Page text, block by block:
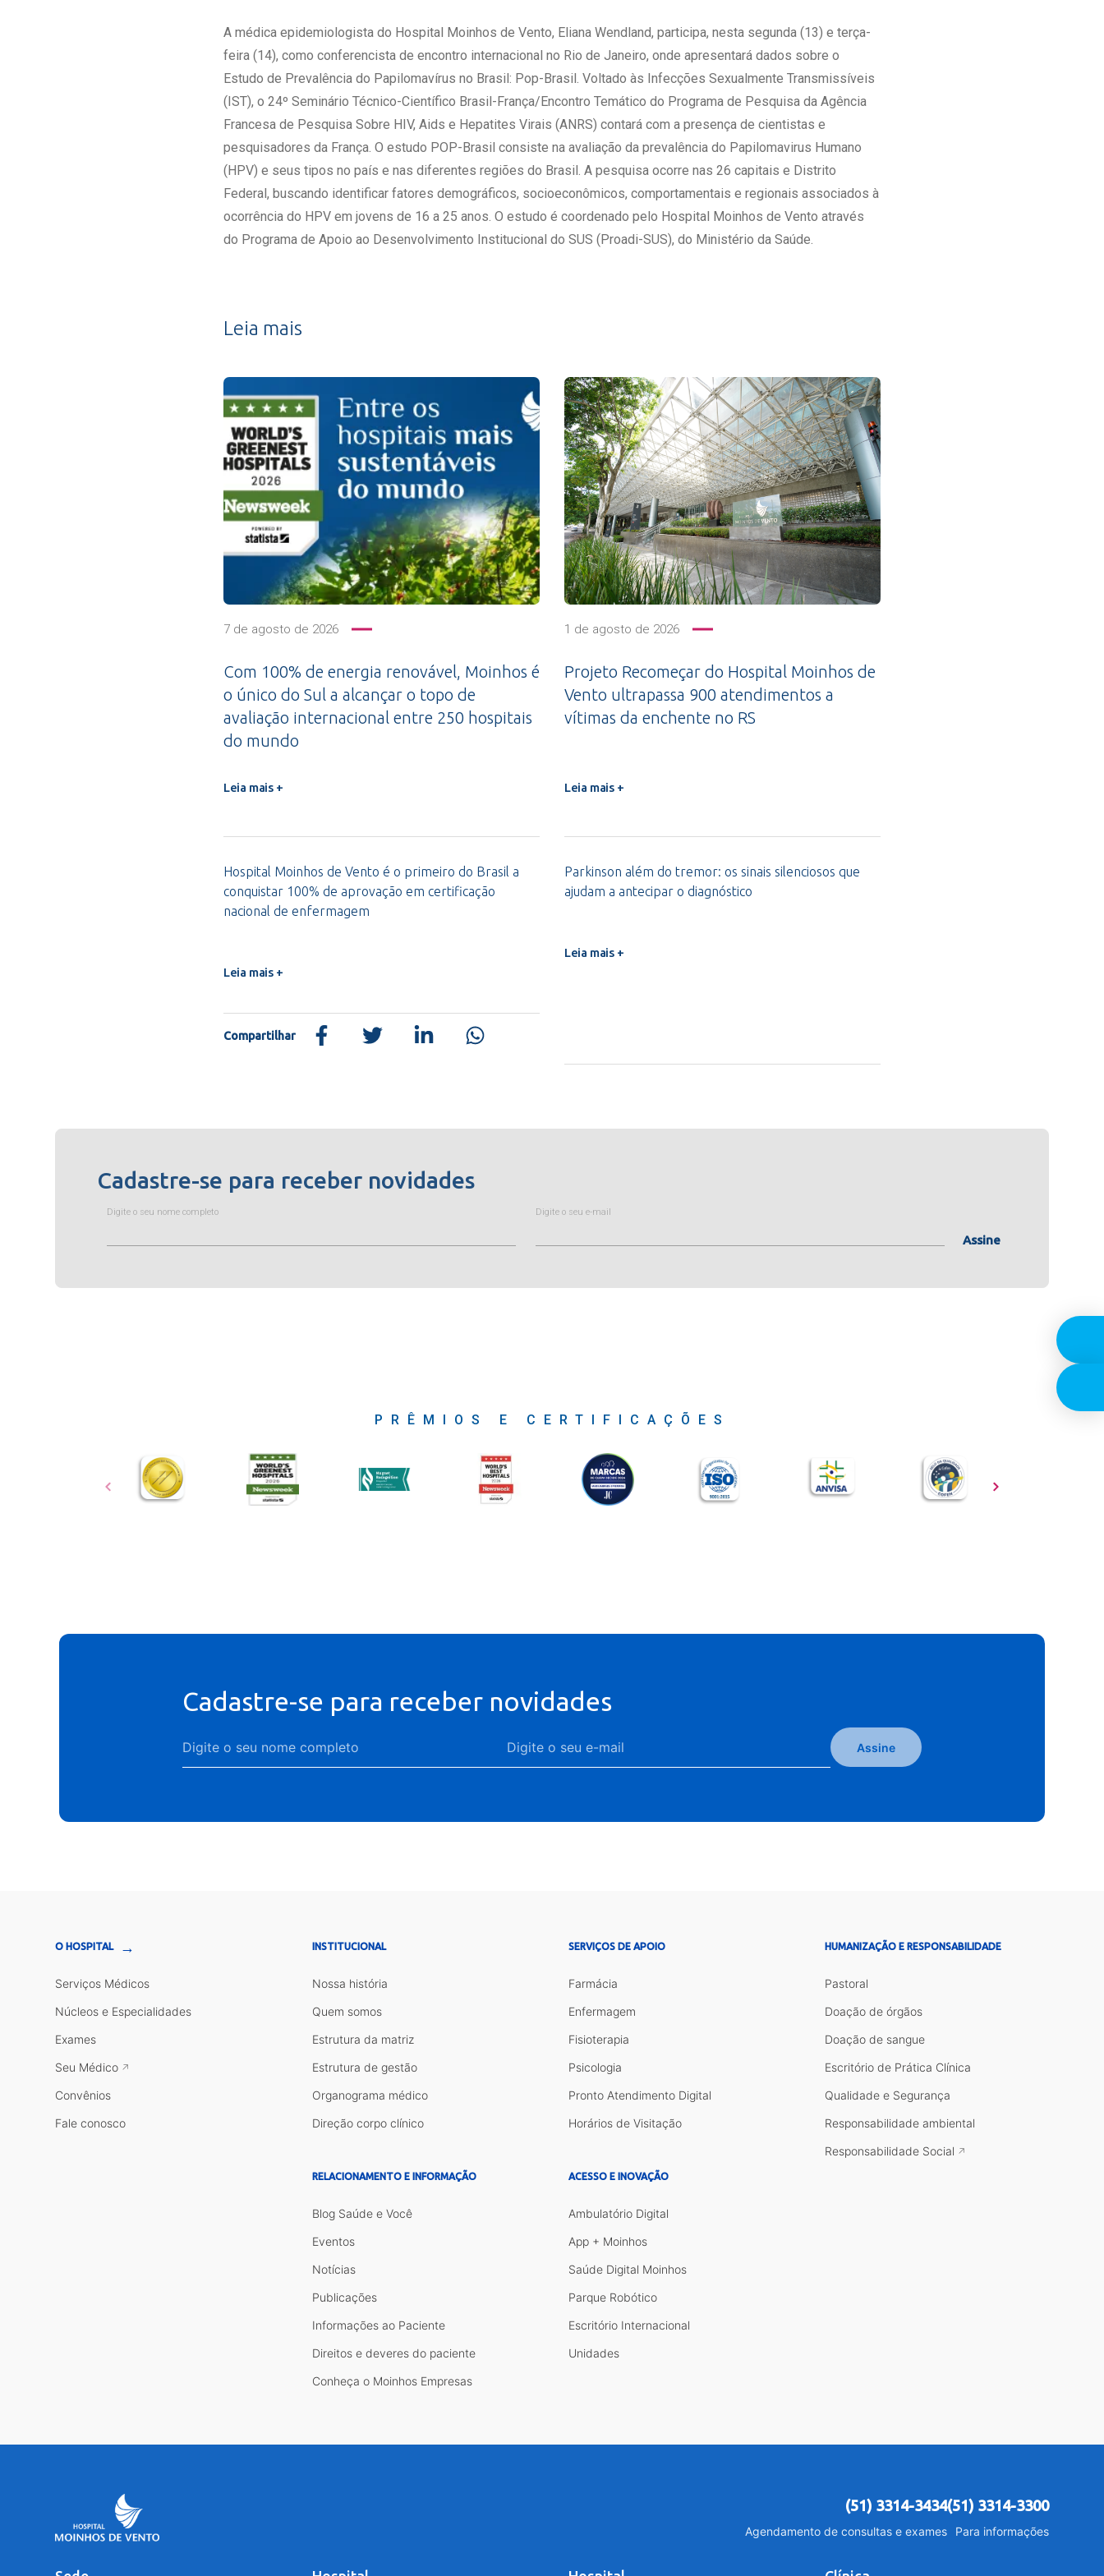
Estrutura de Gestão
Exames - Portal Médico
Farmácia
Fisioterapia
Responsabilidade Ambiental
Responsabilidade Social
Saúde Digital Moinhos
Empresas
Cabine Telemedicina
Gestão do Cuidado
A médica epidemiologista do Hospital Moinhos de Vento, Eliana Wendland, participa, nesta segunda (13) e terça-
feira (14), como conferencista de encontro internacional no Rio de Janeiro, onde apresentará dados sobre o
Estudo de Prevalência do Papilomavírus no Brasil: Pop-Brasil. Voltado às Infecções Sexualmente Transmissíveis
(IST), o 24º Seminário Técnico-Científico Brasil-França/Encontro Temático do Programa de Pesquisa da Agência
Francesa de Pesquisa Sobre HIV, Aids e Hepatites Virais (ANRS) contará com a presença de cientistas e
pesquisadores da França. O estudo POP-Brasil consiste na avaliação da prevalência do Papilomavirus Humano
(HPV) e seus tipos no país e nas diferentes regiões do Brasil. A pesquisa ocorre nas 26 capitais e Distrito
Federal, buscando identificar fatores demográficos, socioeconômicos, comportamentais e regionais associados à
ocorrência do HPV em jovens de 16 a 25 anos. O estudo é coordenado pelo Hospital Moinhos de Vento através
do Programa de Apoio ao Desenvolvimento Institucional do SUS (Proadi-SUS), do Ministério da Saúde.
Leia mais
7 de agosto de 2026
Com 100% de energia renovável, Moinhos é
o único do Sul a alcançar o topo de
avaliação internacional entre 250 hospitais
do mundo
Leia mais +
1 de agosto de 2026
Projeto Recomeçar do Hospital Moinhos de
Vento ultrapassa 900 atendimentos a
vítimas da enchente no RS
Leia mais +
Hospital Moinhos de Vento é o primeiro do Brasil a
conquistar 100% de aprovação em certificação
nacional de enfermagem
Leia mais +
Parkinson além do tremor: os sinais silenciosos que
ajudam a antecipar o diagnóstico
Leia mais +
Compartilhar
Cadastre-se para receber novidades
Digite o seu nome completo Digite o seu e-mail
Assine
PRÊMIOS E CERTIFICAÇÕES
Cadastre-se para receber novidades
Assine
O HOSPITAL →
Serviços Médicos
Núcleos e Especialidades
Exames
Seu Médico
Convênios
Fale conosco
INSTITUCIONAL
Nossa história
Quem somos
Estrutura da matriz
Estrutura de gestão
Organograma médico
Direção corpo clínico
RELACIONAMENTO E INFORMAÇÃO
Blog Saúde e Você
Eventos
Notícias
Publicações
Informações ao Paciente
Direitos e deveres do paciente
Conheça o Moinhos Empresas
SERVIÇOS DE APOIO
Farmácia
Enfermagem
Fisioterapia
Psicologia
Pronto Atendimento Digital
Horários de Visitação
ACESSO E INOVAÇÃO
Ambulatório Digital
App + Moinhos
Saúde Digital Moinhos
Parque Robótico
Escritório Internacional
Unidades
HUMANIZAÇÃO E RESPONSABILIDADE
Pastoral
Doação de órgãos
Doação de sangue
Escritório de Prática Clínica
Qualidade e Segurança
Responsabilidade ambiental
Responsabilidade Social
(51) 3314-3434
Agendamento de consultas e exames
(51) 3314-3300
Para informações